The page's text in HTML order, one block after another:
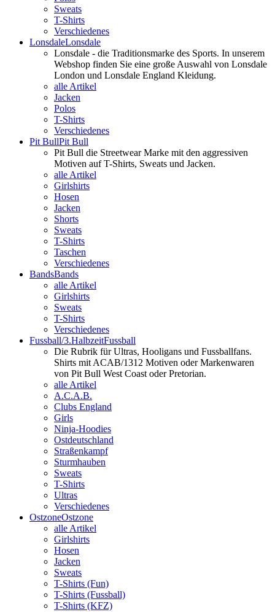
Sweats
T-Shirts
Verschiedenes
LonsdaleLonsdale
Lonsdale - die Traditionsmarke des Sports. In unserem
Webshop finden Sie eine große Auswahl von Lonsdale
London und Lonsdale England Kleidung.
alle Artikel
Jacken
Polos
T-Shirts
Verschiedenes
Pit BullPit Bull
Pit Bull die Streetwear Marke mit den aggressiven
Motiven auf T-Shirts, Sweats und Jacken.
alle Artikel
Girlshirts
Hosen
Jacken
Shorts
Sweats
T-Shirts
Taschen
Verschiedenes
BandsBands
alle Artikel
Girlshirts
Sweats
T-Shirts
Verschiedenes
Fussball/3.HalbzeitFussball
Die Rubrik für Ultras, Hooligans und Fussballfans.
Shirts mit ACAB/1312 Motiven oder Markenwaren
von Pit Bull West Coast oder Pretorian.
alle Artikel
A.C.A.B.
Clubs England
Girls
Ninja-Hoodies
Ostdeutschland
Straßenkampf
Sturmhauben
Sweats
T-Shirts
Ultras
Verschiedenes
OstzoneOstzone
alle Artikel
Girlshirts
Hosen
Jacken
Sweats
T-Shirts (Fun)
T-Shirts (Fussball)
T-Shirts (KFZ)